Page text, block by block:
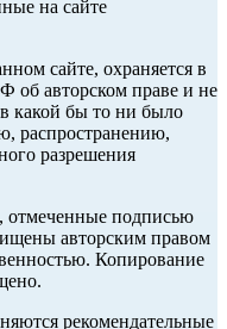
на сайте
сайте, охраняется в
об авторском праве и не
какой бы то ни было
распространению,
разрешения
отмеченные подписью
авторским правом
Копирование
рекомендательные